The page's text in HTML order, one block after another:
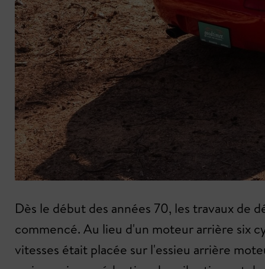
Dès le début des années 70, les travaux de
commencé. Au lieu d'un moteur arrière six
vitesses était placée sur l'essieu arrière